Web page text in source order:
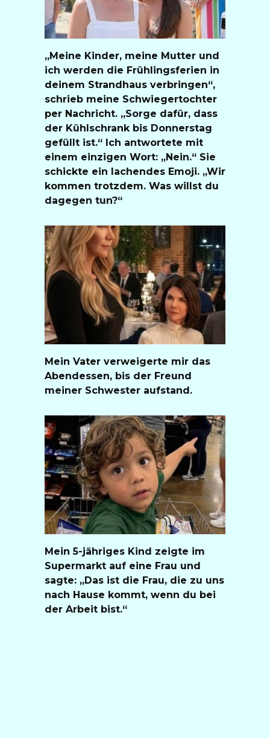
„Meine Kinder, meine Mutter und
ich werden die Frühlingsferien in
deinem Strandhaus verbringen“,
schrieb meine Schwiegertochter
per Nachricht. „Sorge dafür, dass
der Kühlschrank bis Donnerstag
gefüllt ist.“ Ich antwortete mit
einem einzigen Wort: „Nein.“ Sie
schickte ein lachendes Emoji. „Wir
kommen trotzdem. Was willst du
dagegen tun?“
Mein Vater verweigerte mir das
Abendessen, bis der Freund
meiner Schwester aufstand.
Mein 5-jähriges Kind zeigte im
Supermarkt auf eine Frau und
sagte: „Das ist die Frau, die zu uns
nach Hause kommt, wenn du bei
der Arbeit bist.“